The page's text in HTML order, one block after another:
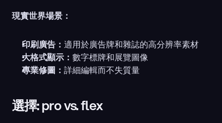
現實世界場景：
印刷廣告： 適用於廣告牌和雜誌的高分辨率素材
大格式顯示： 數字標牌和展覽圖像
專業修圖： 詳細編輯而不失質量
選擇: pro vs. flex